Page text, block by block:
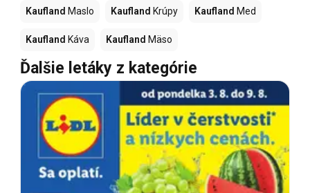
Kaufland Maslo Kaufland Krúpy Kaufland Med
Kaufland Káva Kaufland Mäso
Ďalšie letáky z kategórie